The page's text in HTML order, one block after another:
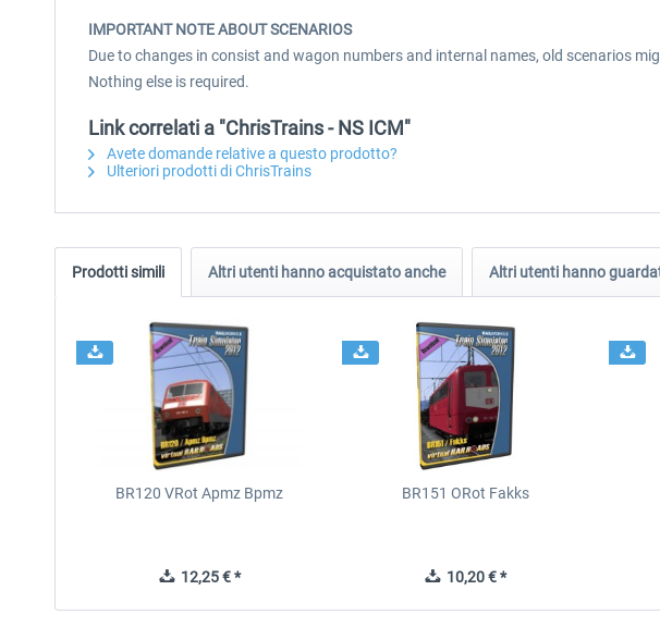
IMPORTANT NOTE ABOUT SCENARIOS
Due to changes in consist and wagon numbers and internal names, old scenarios
Nothing else is required.
Link correlati a "ChrisTrains - NS ICM"
Avete domande relative a questo prodotto?
Ulteriori prodotti di ChrisTrains
Prodotti simili Altri utenti hanno acquistato anche Altri utenti hanno
BR120 VRot Apmz Bpmz
12,25 € *
BR151 ORot Fakks
10,20 € *